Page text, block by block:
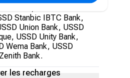
Stanbic IBTC Bank,
Union Bank, USSD
USSD Unity Bank,
Wema Bank, USSD
Bank.
les recharges